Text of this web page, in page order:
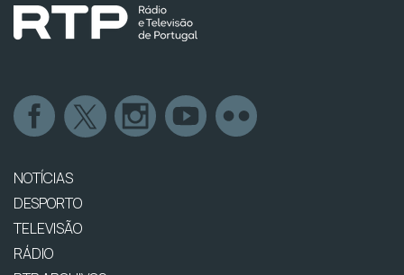
NOTÍCIAS
DESPORTO
TELEVISÃO
RÁDIO